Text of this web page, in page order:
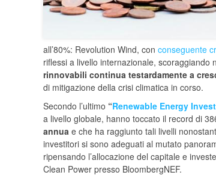
all’80%: Revolution Wind, con conseguente
riflessi a livello internazionale, scoraggiando
rinnovabili continua testardamente a
di mitigazione della crisi climatica in corso.
Secondo l’ultimo “Renewable Energy
a livello globale, hanno toccato il record di
annua e che ha raggiunto tali livelli
investitori si sono adeguati al mutato
ripensando l’allocazione del capitale e
Clean Power presso BloombergNEF.